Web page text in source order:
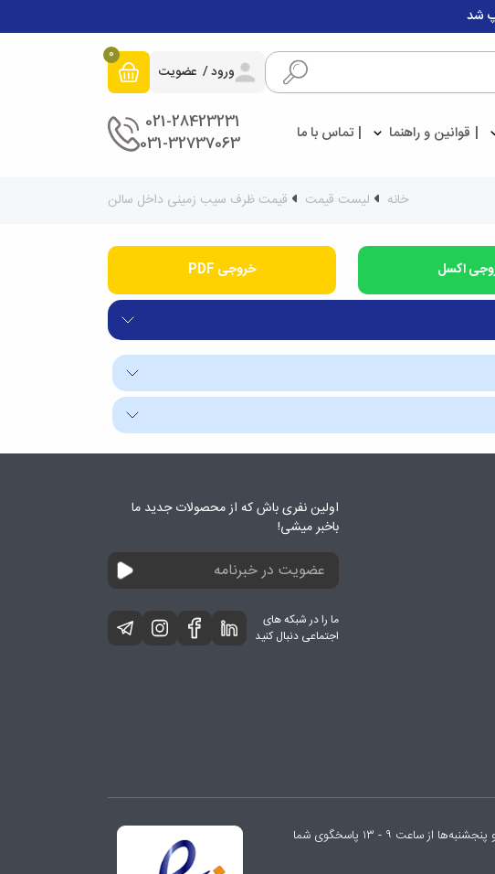
ورود عضویت
0
قوانین و راهنما تماس با ما
021-28423231
031-32737063
خانه لیست قیمت قیمت ظرف سیب زمینی داخل سالن
خروجی PDF
اولین نفری باش که از محصولات جدید ما
باخبر میشی!
ما را در شبکه های
اجتماعی دنبال کنید
شنبه تا چهارشنبه از ساعت ۹ - ۱۷ و پنجشنبه‌ها از ساعت ۹ - ۱۳ پاسخگوی شما